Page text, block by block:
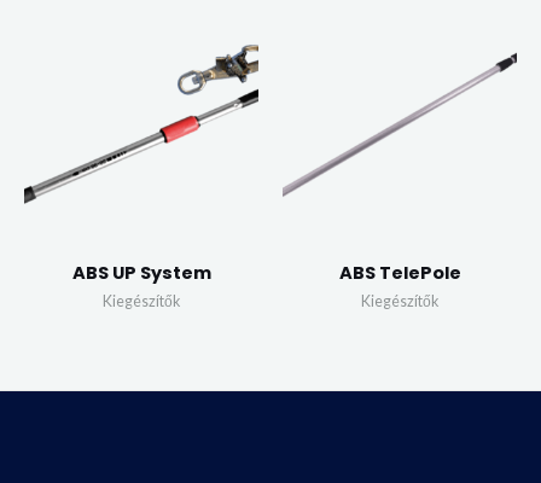
ABS UP System
Kiegészítők
ABS TelePole
Kiegészítők